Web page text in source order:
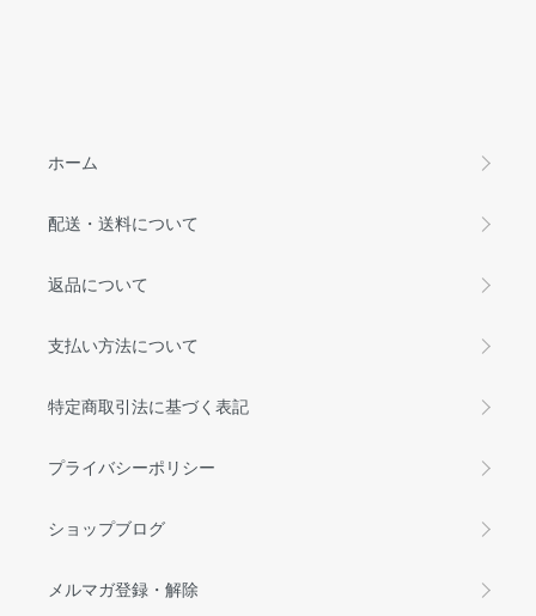
ホーム
配送・送料について
返品について
支払い方法について
特定商取引法に基づく表記
プライバシーポリシー
ショップブログ
メルマガ登録・解除